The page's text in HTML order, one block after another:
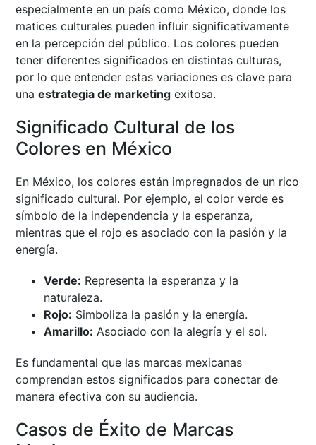
especialmente en un país como México, donde los
matices culturales pueden influir significativamente
en la percepción del público. Los colores pueden
tener diferentes significados en distintas culturas,
por lo que entender estas variaciones es clave para
unaestrategia de marketing exitosa.
Significado Cultural de los
Colores en México
En México, los colores están impregnados de un rico
significado cultural. Por ejemplo, el color verde es
símbolo de la independencia y la esperanza,
mientras que el rojo es asociado con la pasión y la
energía.
Verde: Representa la esperanza y la
naturaleza.
Rojo: Simboliza la pasión y la energía.
Amarillo: Asociado con la alegría y el sol.
Es fundamental que las marcas mexicanas
comprendan estos significados para conectar de
manera efectiva con su audiencia.
Casos de Éxito de Marcas